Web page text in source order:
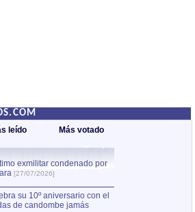
leído Más votado
exmilitar condenado por
[27/07/2026]
su 10º aniversario con el
de candombe jamás